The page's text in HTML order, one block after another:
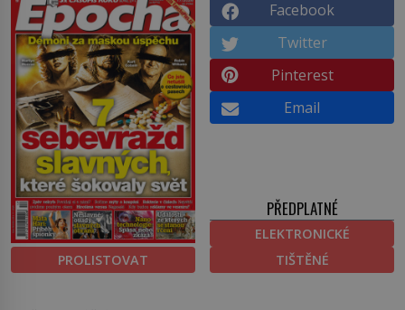
PROLISTOVAT
Facebook
Twitter
Pinterest
Email
PŘEDPLATNÉ
ELEKTRONICKÉ
TIŠTĚNÉ